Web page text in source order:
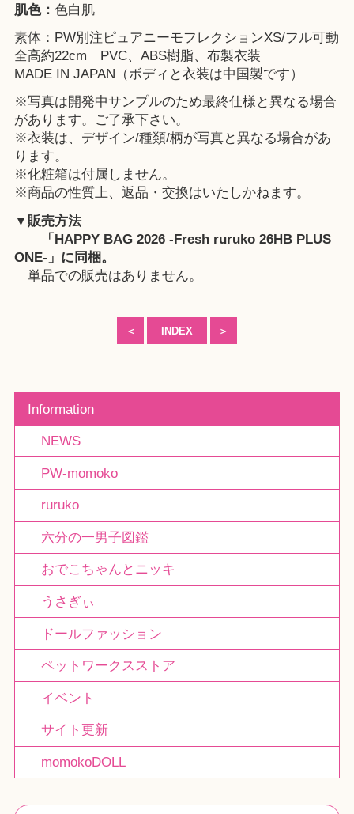
肌色： 色白肌
素体：PW別注ピュアニーモフレクションXS/フル可動
全高約22cm PVC、ABS樹脂、布製衣装
MADE IN JAPAN（ボディと衣装は中国製です）
※写真は開発中サンプルのため最終仕様と異なる場合
があります。ご了承下さい。
※衣装は、デザイン/種類/柄が写真と異なる場合があ
ります。
※化粧箱は付属しません。
※商品の性質上、返品・交換はいたしかねます。
▼販売方法
「 HAPPY BAG 2026 -Fresh ruruko 26HB PLUS
ONE- 」に同梱。
単品での販売はありません。
＜ INDEX ＞
Information
NEWS
PW-momoko
ruruko
六分の一男子図鑑
おでこちゃんとニッキ
うさぎぃ
ドールファッション
ペットワークスストア
イベント
サイト更新
momokoDOLL